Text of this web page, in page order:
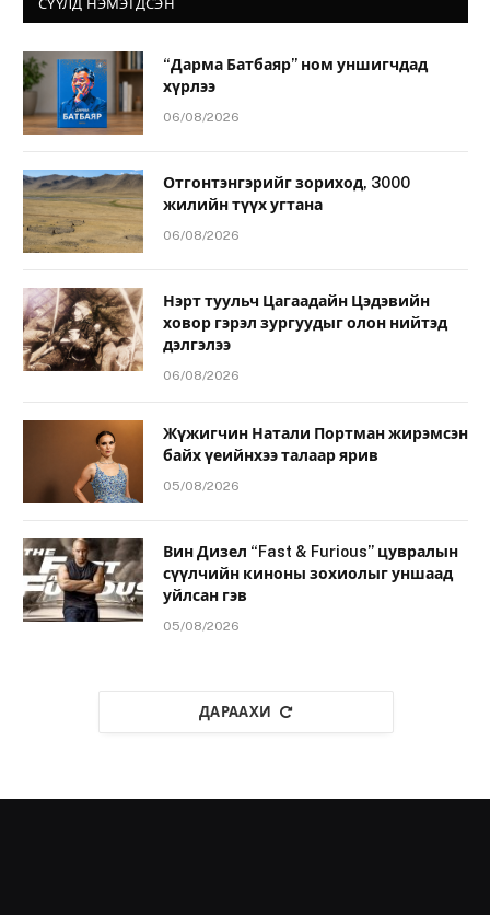
СҮҮЛД НЭМЭГДСЭН
“Дарма Батбаяр” ном уншигчдад
хүрлээ
06/08/2026
Отгонтэнгэрийг зориход, 3000
жилийн түүх угтана
06/08/2026
Нэрт туульч Цагаадайн Цэдэвийн
ховор гэрэл зургуудыг олон нийтэд
дэлгэлээ
06/08/2026
Жүжигчин Натали Портман жирэмсэн
байх үеийнхээ талаар ярив
05/08/2026
Вин Дизел “Fast & Furious” цувралын
сүүлчийн киноны зохиолыг уншаад
уйлсан гэв
05/08/2026
ДАРААХИ